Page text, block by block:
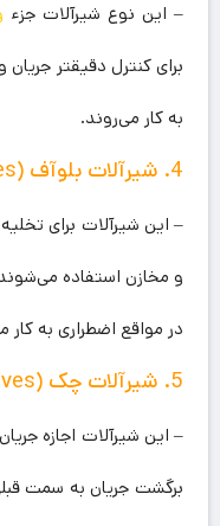
– این نوع شیرآلات جزء
برای کنترل دقیقتر
به کار می‌روند.
4. شیرآلات بلو‌آف (Blow-off Valves):
– این شیرآلات برای
و مخازن استفاده
در مواقع اضطراری به کار
5. شیرآلات چک (Check Valves):
– این شیرآلات اجازه
برگشت جریان به سمت